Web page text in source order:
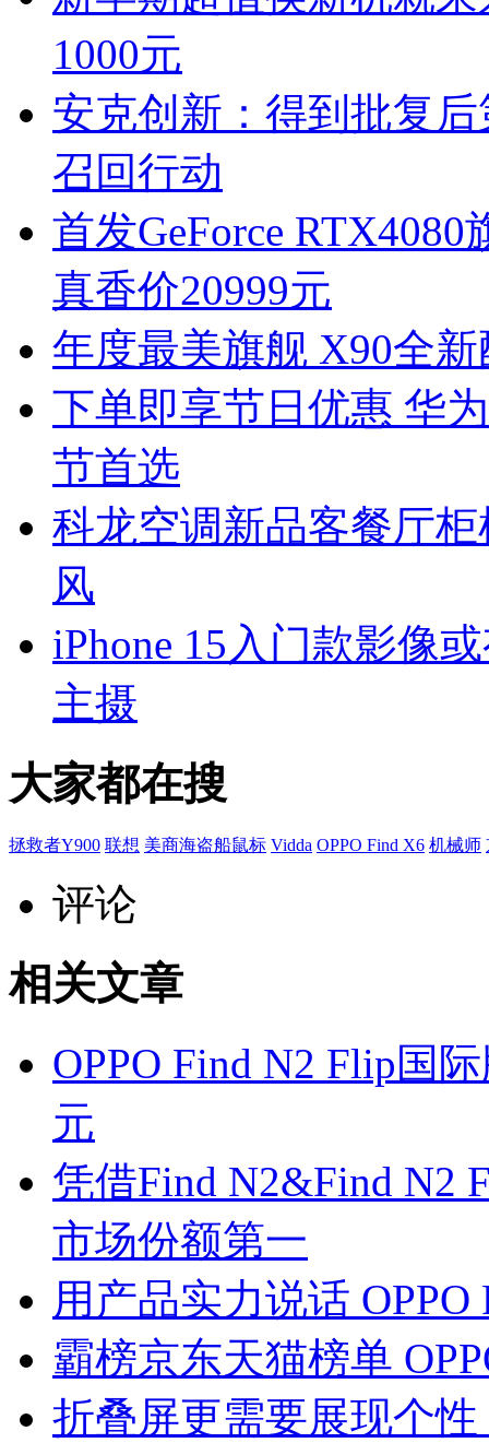
1000元
安克创新：得到批复
召回行动
首发GeForce
真香价20999元
年度最美旗舰 X90全
下单即享节日优惠 华
节首选
科龙空调新品客餐厅
风
iPhone 15入门款影像
主摄
大家都在搜
拯救者Y900 联想 美商海盗船鼠标 Vidda OPPO Find X6 机械师
评论
相关文章
OPPO Find N2 Flip国
元
凭借Find N2&Find N2
市场份额第一
用产品实力说话
霸榜京东天猫榜单
折叠屏更需要展现个性